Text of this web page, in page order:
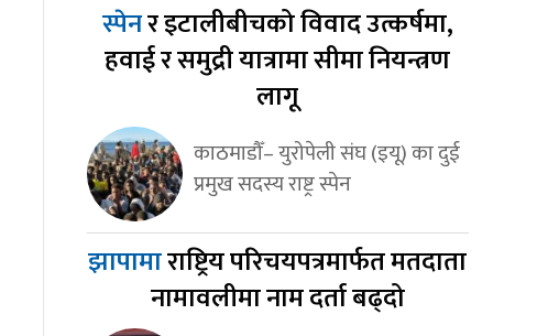
स्पेनर इटालीबीचको विवाद उत्कर्षमा,
हवाई र समुद्री यात्रामा सीमा नियन्त्रण
लागू
काठमाडौँ– युरोपेली संघ (इयू) का दुई
प्रमुख सदस्य राष्ट्र स्पेन
झापामाराष्ट्रिय परिचयपत्रमार्फत मतदाता
नामावलीमा नाम दर्ता बढ्दो